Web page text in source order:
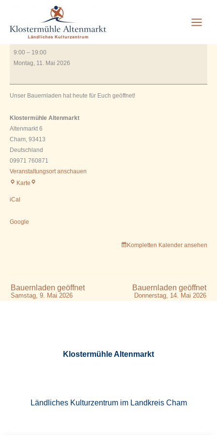
springen
Bauernladen geöffnet
VonRauscher_2606/Juli 3, 2023
9:00 – 19:00
Montag, 11. Mai 2026
Unser Bauernladen hat heute für Euch geöffnet!
Klostermühle Altenmarkt
Altenmarkt 6
Cham, 93413
Deutschland
09971 760871
Veranstaltungsort anschauen
Karte Klostermühle
iCal
Google
Kompletten Kalender ansehen
Bauernladen geöffnet
Samstag, 9. Mai 2026
Bauernladen geöffnet
Donnerstag, 14. Mai 2026
Klostermühle Altenmarkt
Ländliches Kulturzentrum im Landkreis Cham